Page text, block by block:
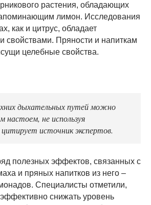
растения, обладающих
лимон. Исследования
как и цитрус, обладает
свойствами. Пряности и напиткам
целебные свойства.
дыхательных путей можно
настоем, не используя
источник экспертов.
полезных эффектов, связанных с
и пряных напитков из него –
Специалисты отметили,
снижать уровень